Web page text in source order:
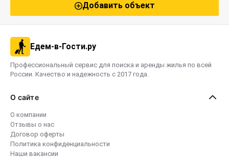
Добавить объект
Едем-в-Гости.ру
Профессиональный сервис для поиска и аренды жилья по всей
России. Качество и надежность с 2017 года.
О сайте
О компании
Отзывы о нас
Договор оферты
Политика конфиденциальности
Наши вакансии